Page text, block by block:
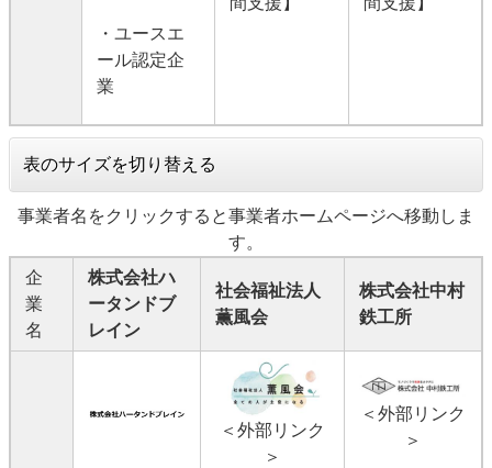
・ユースエ
ール認定企
業
表のサイズを切り替える
事業者名をクリックすると事業者ホームページへ移動しま
す。
企
業
名
株式会社ハ
ータンドブ
レイン​
社会福祉法人
薫風会​
株式会社中村
鉄工所
＜外部リンク
＞
＜外部リンク
＞